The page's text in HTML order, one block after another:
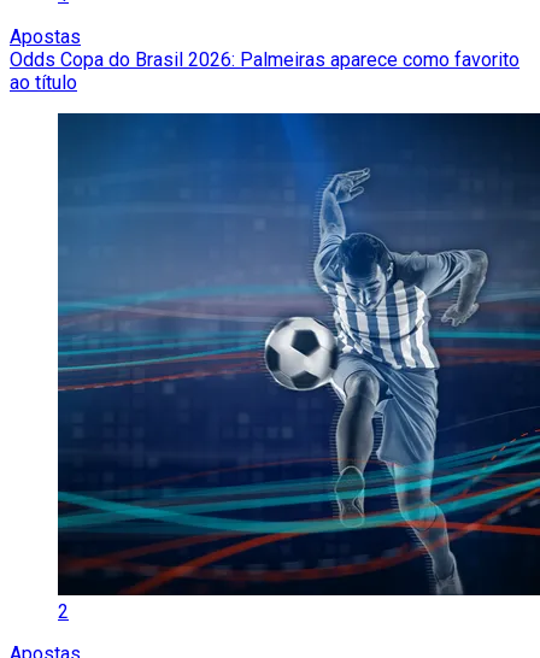
Apostas
Odds Copa do Brasil 2026: Palmeiras aparece como favorito
ao título
2